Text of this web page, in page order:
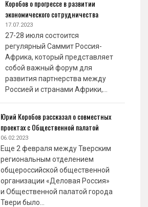
Коробов о прогрессе в развитии
экономического сотрудничества
17.07.2023
27-28 июля состоится
регулярный Саммит Россия-
Африка, который представляет
собой важный форум для
развития партнерства между
Россией и странами Африки,…
Юрий Коробов рассказал о совместных
проектах с Общественной палатой
06.02.2023
Еще 2 февраля между Тверским
региональным отделением
общероссийской общественной
организации «Деловая Россия»
и Общественной палатой города
Твери было…